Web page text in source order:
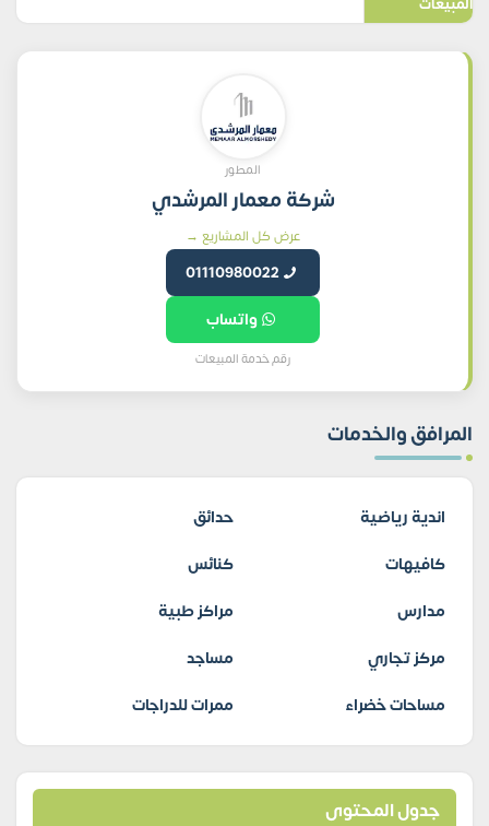
المبيعات
المطور
شركة معمار المرشدي
عرض كل المشاريع →
01110980022
واتساب
رقم خدمة المبيعات
المرافق والخدمات
اندية رياضية
حدائق
كافيهات
كنائس
مدارس
مراكز طبية
مركز تجاري
مساجد
مساحات خضراء
ممرات للدراجات
جدول المحتوى